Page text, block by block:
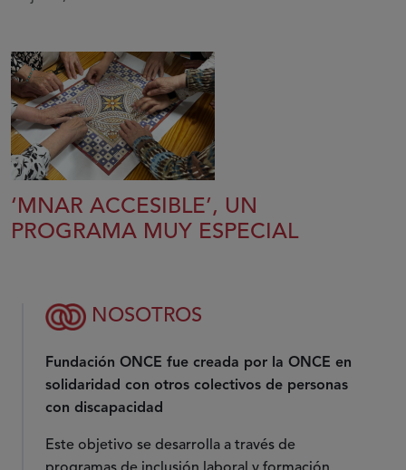
‘MNAR ACCESIBLE’, UN
PROGRAMA MUY ESPECIAL
NOSOTROS
Fundación ONCE fue creada por la ONCE en
solidaridad con otros colectivos de personas
con discapacidad
Este objetivo se desarrolla a través de